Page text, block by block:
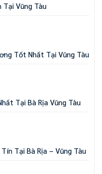
Tại Vũng Tàu
Tốt Nhất Tại Vũng Tàu
Tại Bà Rịa Vũng Tàu
Tại Bà Rịa – Vũng Tàu